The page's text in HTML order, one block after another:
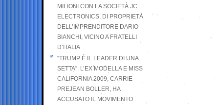
MILIONI CON LA SOCIETÀ JC
ELECTRONICS, DI PROPRIETÀ
DELL’IMPRENDITORE DARIO
BIANCHI, VICINO A FRATELLI
D’ITALIA
“TRUMP È IL LEADER DI UNA
SETTA”. L’EX MODELLA E MISS
CALIFORNIA 2009, CARRIE
PREJEAN BOLLER, HA
ACCUSATO IL MOVIMENTO